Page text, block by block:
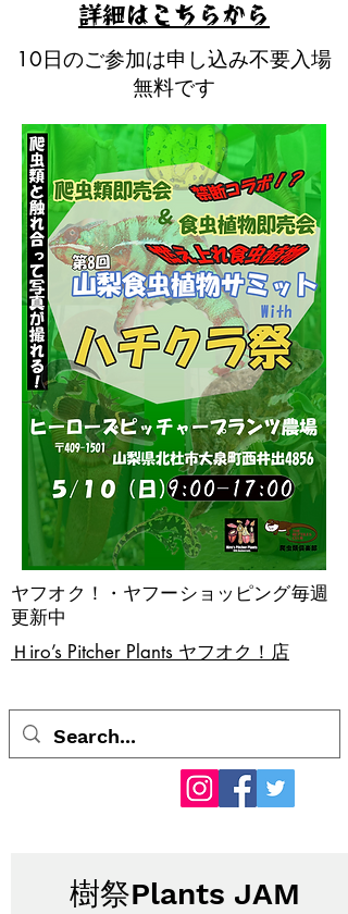
​Ｈiro’s Pitcher Plants ヤフオク！店
ヤフオク！・ヤフーショッピング毎週
更新中
10日のご参加は申し込み不要入場
無料です
​詳細はこちらから
樹祭Plants JAM